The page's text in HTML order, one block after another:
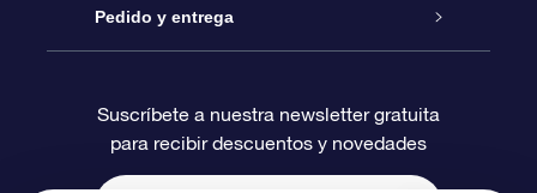
Blog
Reseñas
Paquete de Regalo OSR
Tarjeta de Regalo OSR
Registro estelar
Página de Estrella Personalizada
Pedido y entrega
Información de Pago
Suscríbete a nuestra newsletter gratuita
para recibir descuentos y novedades